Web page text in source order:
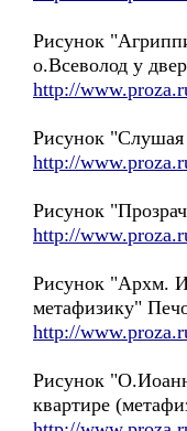
Рисунок
о.Всеволод у
http://
Рисунок "Слушая
http://
Рисунок
http://
Рисунок "Архм.
метафизику"
http://
Рисунок
квартире